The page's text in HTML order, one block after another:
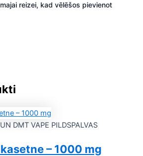
reizei, kad vēlēšos pievienot
DMT VAPE PILDSPALVAS
– 1000 mg